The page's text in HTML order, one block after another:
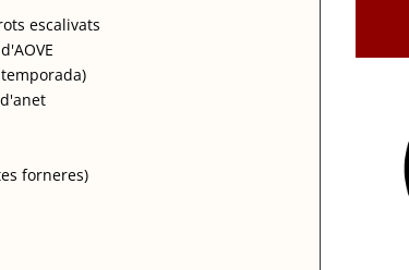
escalivats
forneres)